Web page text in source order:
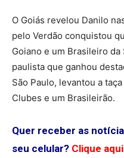
O Goiás revelou Danilo
pelo Verdão conquistou
Goiano e um Brasileiro
paulista que ganhou
São Paulo, levantou a
Clubes e um Brasileirão.
Quer receber as
seu celular? Clique aqui